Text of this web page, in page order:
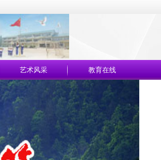
艺术风采 教育在线